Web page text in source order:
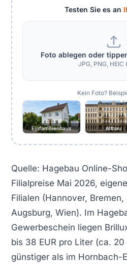
Testen Sie es an
Foto ablegen oder
JPG, PNG, HEIC
Kein Foto?
Einfamilienhaus Altbau
Quelle: Hagebau Online-
Filialpreise Mai 2026,
Filialen (Hannover,
Augsburg, Wien). Im
Gewerbeschein liegen
bis 38 EUR pro Liter (ca.
günstiger als im Hornbach-